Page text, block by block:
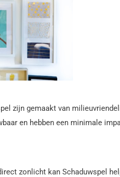
zijn gemaakt van
en hebben een minimale
zonlicht kan Schaduwspel